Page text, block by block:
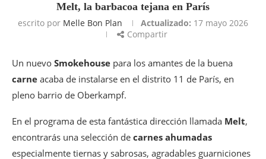
Melt, la barbacoa tejana en París
escrito por Melle Bon Plan Actualizado: 17 mayo 2026
Compartir
Un nuevo Smokehouse para los amantes de la buena
carne acaba de instalarse en el distrito 11 de París, en
pleno barrio de Oberkampf.
En el programa de esta fantástica dirección llamada Melt,
encontrarás una selección de carnes ahumadas
especialmente tiernas y sabrosas, agradables guarniciones